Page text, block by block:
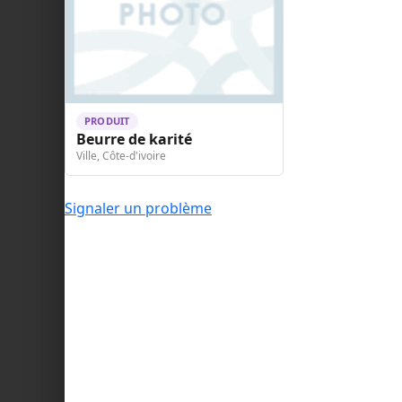
PRODUIT
Beurre de karité
Ville, Côte-d'ivoire
Signaler un problème